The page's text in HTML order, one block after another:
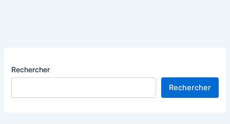
Rechercher
Rechercher